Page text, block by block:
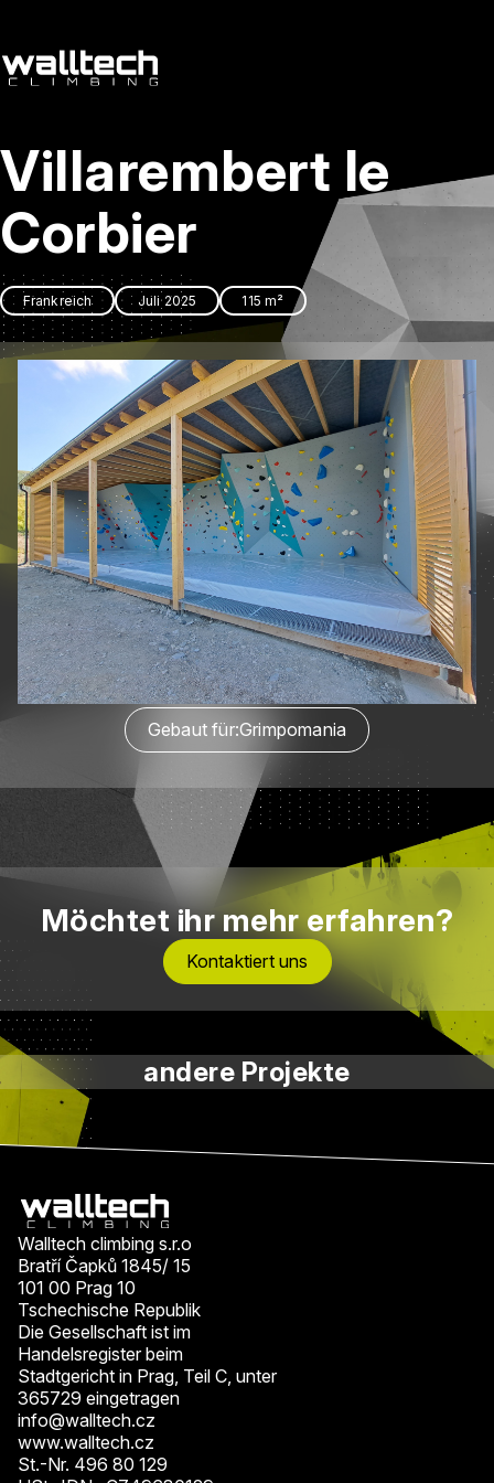
Dienstleitungen
Referenzen
Kontakt
Villarembert le
Corbier
Frankreich Juli 2025 115 m²
Gebaut für:Grimpomania
Möchtet ihr mehr erfahren?
Kontaktiert uns
andere Projekte
Walltech climbing s.r.o
Bratří Čapků 1845/ 15
101 00 Prag 10
Tschechische Republik
Die Gesellschaft ist im
Handelsregister beim
Stadtgericht in Prag, Teil C, unter
365729 eingetragen
info@walltech.cz
www.walltech.cz
St.-Nr. 496 80 129